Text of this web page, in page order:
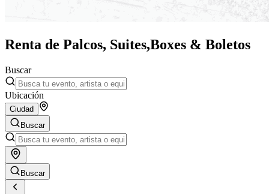
Renta de Palcos, Suites,Boxes & Boletos
Buscar
Ubicación
Ciudad
Buscar
Buscar